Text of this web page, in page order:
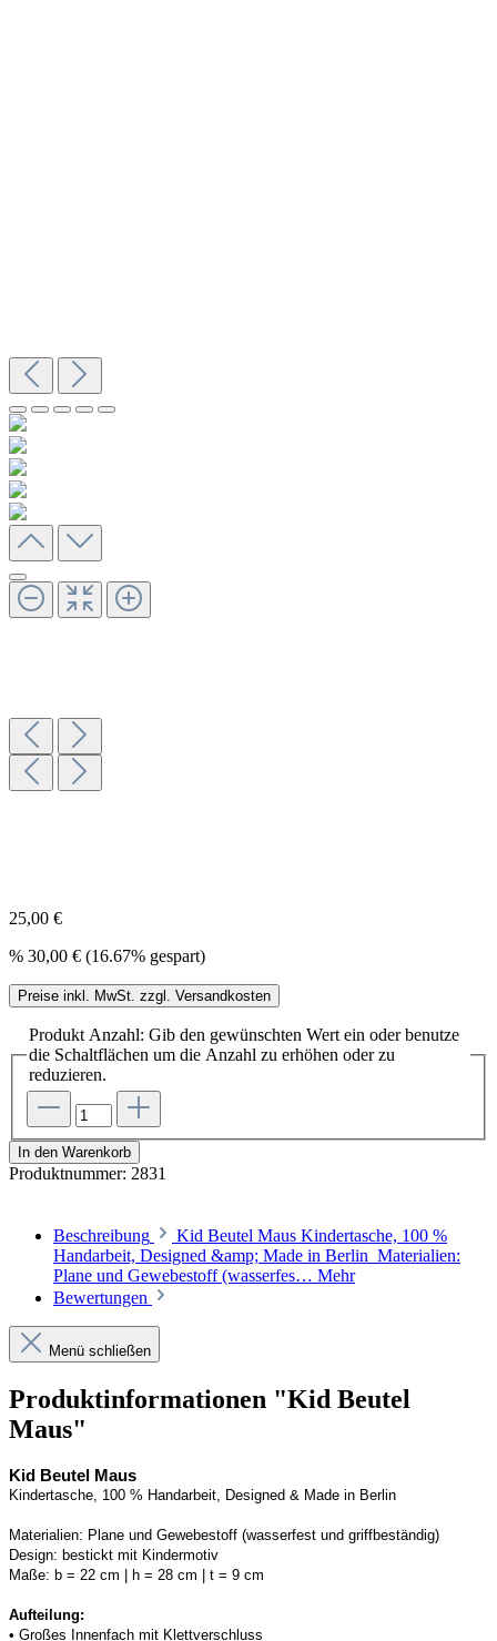
25,00 €
% 30,00 € (16.67% gespart)
Preise inkl. MwSt. zzgl. Versandkosten
Produkt Anzahl: Gib den gewünschten Wert ein oder benutze
die Schaltflächen um die Anzahl zu erhöhen oder zu
reduzieren.
In den Warenkorb
Produktnummer: 2831
Beschreibung
Kid Beutel Maus Kindertasche, 100 %
Handarbeit, Designed &amp; Made in Berlin Materialien:
Plane und Gewebestoff (wasserfes… Mehr
Bewertungen
Menü schließen
Produktinformationen "Kid Beutel
Maus"
Kid Beutel Maus
Kindertasche, 100 % Handarbeit, Designed & Made in Berlin
Materialien: Plane und Gewebestoff (wasserfest und griffbeständig)
Design: bestickt mit Kindermotiv
Maße: b = 22 cm | h = 28 cm | t = 9 cm
Aufteilung:
• Großes Innenfach mit Klettverschluss